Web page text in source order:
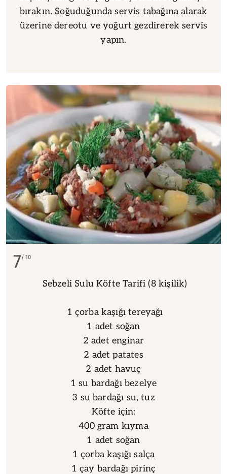
bırakın. Soğuduğunda servis tabağına alarak
üzerine dereotu ve yoğurt gezdirerek servis
yapın.
7 10
Sebzeli Sulu Köfte Tarifi (8 kişilik)
1 çorba kaşığı tereyağı
1 adet soğan
2 adet enginar
2 adet patates
2 adet havuç
1 su bardağı bezelye
3 su bardağı su, tuz
Köfte için:
400 gram kıyma
1 adet soğan
1 çorba kaşığı salça
1 çay bardağı pirinç